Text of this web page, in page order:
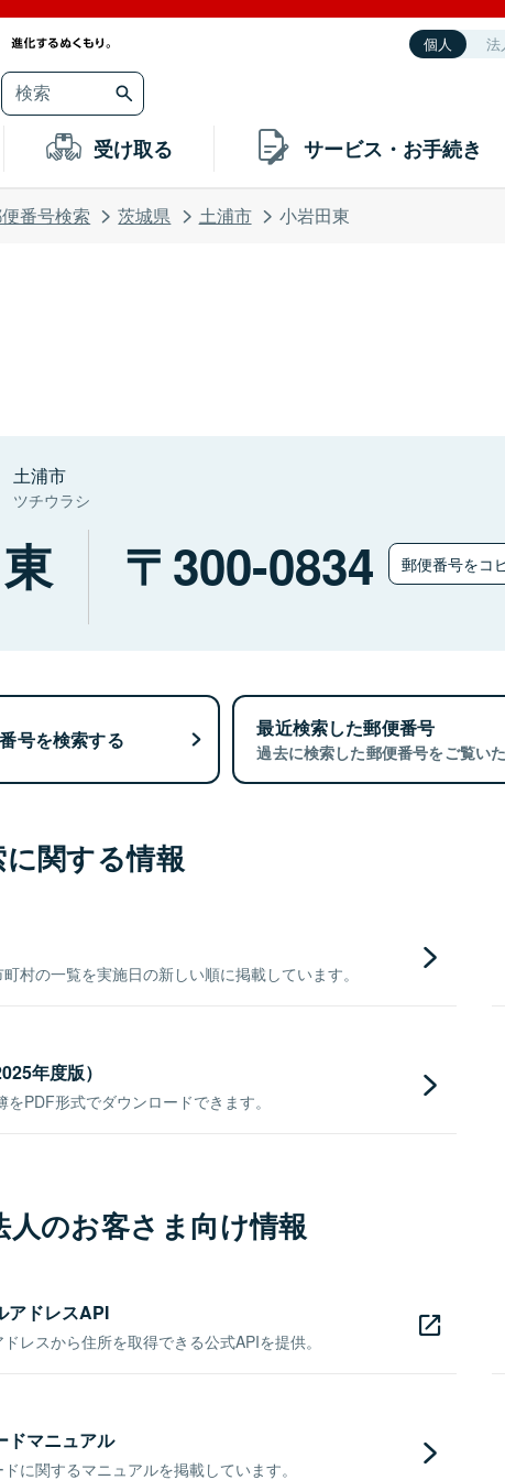
個人 法
受け取る サービス・お手続き
番号検索 茨城県 土浦市 小岩田東
土浦市
ツチウラシ
300-0834 郵便番号をコ
号を検索する 最近検索した郵便番号
過去に検索した郵便番号をご覧いた
関する情報
村の一覧を実施日の新しい順に掲載しています。
年度版）
PDF形式でダウンロードできます。
人のお客さま向け情報
アドレスAPI
レスから住所を取得できる公式APIを提供。
ドマニュアル
に関するマニュアルを掲載しています。